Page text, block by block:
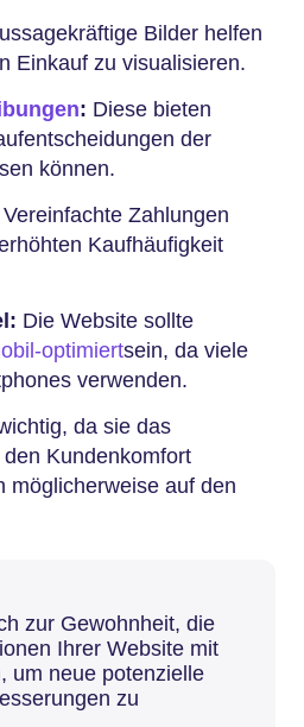
Bilder helfen
Einkauf zu visualisieren.
: Diese bieten
der
können.
Vereinfachte Zahlungen
Kaufhäufigkeit
Die Website sollte
optimiertsein, da viele
verwenden.
da sie das
Kundenkomfort
möglicherweise auf den
zur Gewohnheit, die
Ihrer Website mit
um neue potenzielle
zu